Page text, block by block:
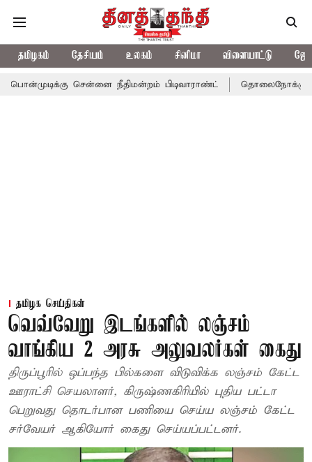
தமிழகம் தேசியம் உலகம் சினிமா விளையாட்டு
சென்னை நீதிமன்றம் பிடிவாராண்ட் தொலைநோக்கு பார்வையுடன்
தமிழக செய்திகள்
வெவ்வேறு இடங்களில் லஞ்சம்
வாங்கிய 2 அரசு அலுவலர்கள் கைது
திருப்பூரில் ஒப்பந்த பில்களை விடுவிக்க லஞ்சம் கேட்ட
ஊராட்சி செயலாளர், கிருஷ்ணகிரியில் புதிய பட்டா
பெறுவது தொடர்பான பணியை செய்ய லஞ்சம் கேட்ட
சர்வேயர் ஆகியோர் கைது செய்யப்பட்டனர்.